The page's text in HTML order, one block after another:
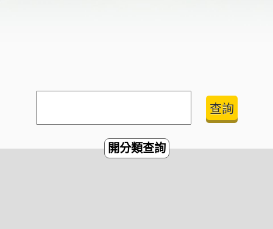
開分類查詢